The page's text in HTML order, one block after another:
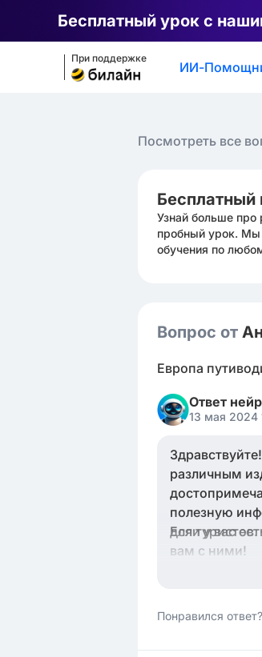
Бесплатный урок с
При поддержке
ИИ-
Посмотреть все
Бесплатный
Узнай больше про
пробный урок. Мы
обучения по
Вопрос от
Европа
Ответ
13 мая 2024
различным
полезную
для туристов.
Если у вас
вам с ними!
Понравился ответ?